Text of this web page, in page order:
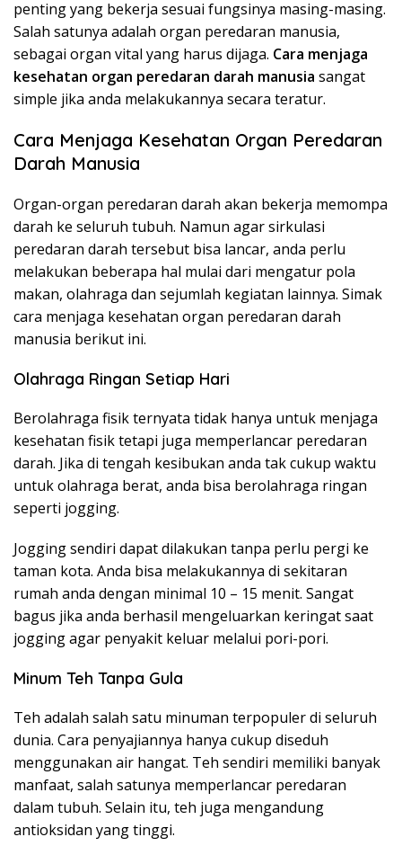
penting yang bekerja sesuai fungsinya masing-masing.
Salah satunya adalah organ peredaran manusia,
sebagai organ vital yang harus dijaga. Cara menjaga
kesehatan organ peredaran darah manusia sangat
simple jika anda melakukannya secara teratur.
Cara Menjaga Kesehatan Organ Peredaran
Darah Manusia
Organ-organ peredaran darah akan bekerja memompa
darah ke seluruh tubuh. Namun agar sirkulasi
peredaran darah tersebut bisa lancar, anda perlu
melakukan beberapa hal mulai dari mengatur pola
makan, olahraga dan sejumlah kegiatan lainnya. Simak
cara menjaga kesehatan organ peredaran darah
manusia berikut ini.
Olahraga Ringan Setiap Hari
Berolahraga fisik ternyata tidak hanya untuk menjaga
kesehatan fisik tetapi juga memperlancar peredaran
darah. Jika di tengah kesibukan anda tak cukup waktu
untuk olahraga berat, anda bisa berolahraga ringan
seperti jogging.
Jogging sendiri dapat dilakukan tanpa perlu pergi ke
taman kota. Anda bisa melakukannya di sekitaran
rumah anda dengan minimal 10 – 15 menit. Sangat
bagus jika anda berhasil mengeluarkan keringat saat
jogging agar penyakit keluar melalui pori-pori.
Minum Teh Tanpa Gula
Teh adalah salah satu minuman terpopuler di seluruh
dunia. Cara penyajiannya hanya cukup diseduh
menggunakan air hangat. Teh sendiri memiliki banyak
manfaat, salah satunya memperlancar peredaran
dalam tubuh. Selain itu, teh juga mengandung
antioksidan yang tinggi.